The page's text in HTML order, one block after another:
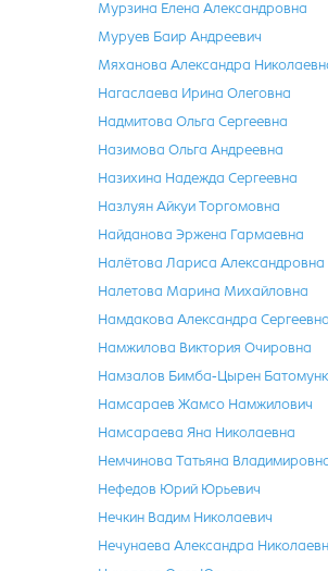
Мурзина Елена Александровна
Муруев Баир Андреевич
Мяханова Александра
Нагаслаева Ирина Олеговна
Надмитова Ольга Сергеевна
Назимова Ольга Андреевна
Назихина Надежда Сергеевна
Назлуян Айкуи Торгомовна
Найданова Эржена Гармаевна
Налётова Лариса Александровна
Налетова Марина Михайловна
Намдакова Александра Сергеевна
Намжилова Виктория Очировна
Намзалов Бимба-Цырен
Намсараев Жамсо Намжилович
Намсараева Яна Николаевна
Немчинова Татьяна
Нефедов Юрий Юрьевич
Нечкин Вадим Николаевич
Нечунаева Александра